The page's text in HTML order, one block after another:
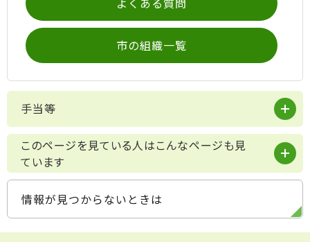
市の組織一覧
手当等
このページを見ている人はこんなページも見
ています
情報が見つからないときは